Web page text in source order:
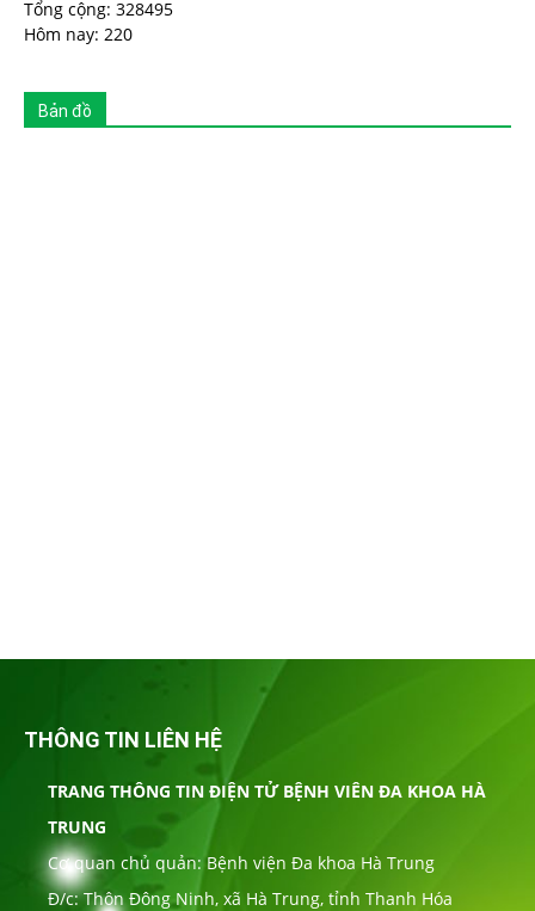
Tổng cộng: 328495
Hôm nay: 220
Bản đồ
THÔNG TIN LIÊN HỆ
TRANG THÔNG TIN ĐIỆN TỬ BỆNH VIÊN ĐA KHOA HÀ
TRUNG
Cơ quan chủ quản: Bệnh viện Đa khoa Hà Trung
Đ/c: Thôn Đông Ninh, xã Hà Trung, tỉnh Thanh Hóa